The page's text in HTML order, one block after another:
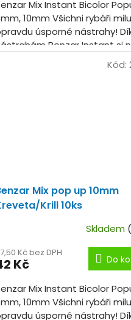
Mix Instant Bicolor
10mm Všichni rybáři
úsporné nástrahy!
Benzar Instant si
každý může vyzkoušet několik
Mix pop up 10mm
Krill 10ks
Skladem
Kč bez DPH
Kč Do
Mix Instant Bicolor
10mm Všichni rybáři
úsporné nástrahy!
Kód: